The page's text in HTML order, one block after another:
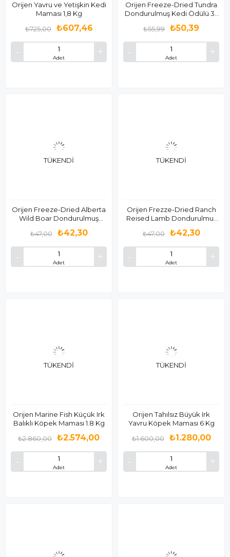
Orijen Yavru ve Yetişkin Kedi
Maması 1,8 Kg
Adet
₺607,46
₺725,00
Orijen Freeze-Dried Tundra
Dondurulmuş Kedi Ödülü 35
Adet
₺50,39
₺55,99
TÜKENDI
Orijen Freeze-Dried Alberta
Wild Boar Dondurulmuş
Adet
₺42,30
₺47,00
TÜKENDI
Orijen Frezze-Dried Ranch
Reised Lamb Dondurulmuş
Adet
₺42,30
₺47,00
TÜKENDI
Orijen Marine Fish Küçük Irk
Balıklı Köpek Maması 1.8 Kg
Adet
₺2.574,00
₺2.860,00
TÜKENDI
Orijen Tahılsız Büyük Irk
Yavru Köpek Maması 6 Kg
Adet
₺1.280,00
₺1.600,00